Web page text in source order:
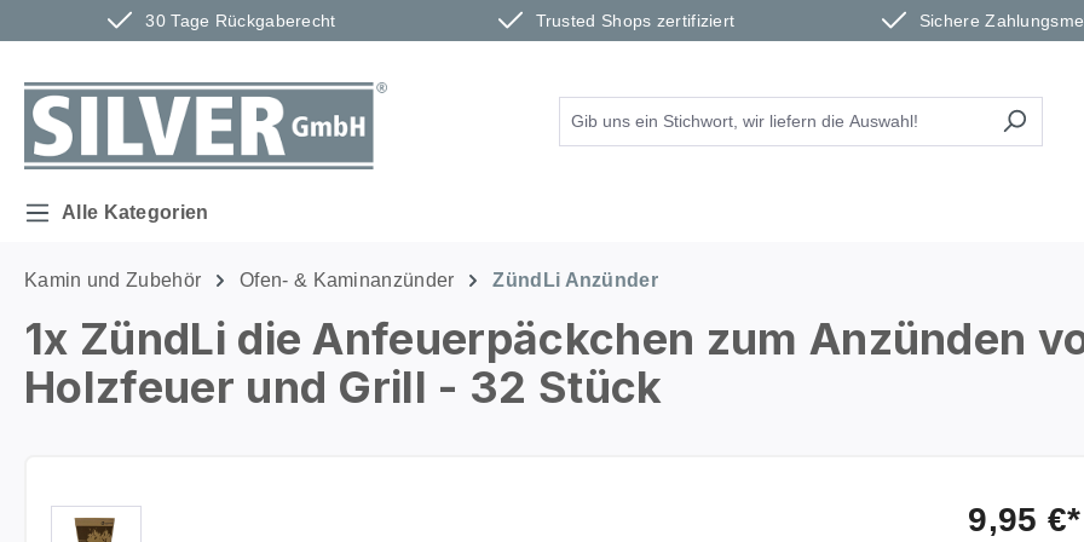
30 Tage Rückgaberecht Trusted Shops zertifiziert Sichere
Hauptinhalt springen
Zur Suche springen
Zur Hauptnavigation springen
Alle Kategorien
Kamin und Zubehör Ofen- & Kaminanzünder ZündLi Anzünder
1x ZündLi die Anfeuerpäckchen zum Anzünden
Holzfeuer und Grill - 32 Stück
Bildergalerie überspringen 9,95 €*